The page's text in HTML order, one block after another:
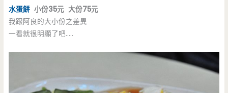
水蛋餅 小份35元 大份75元
我跟阿良的大小份之差異
一看就很明顯了吧…..